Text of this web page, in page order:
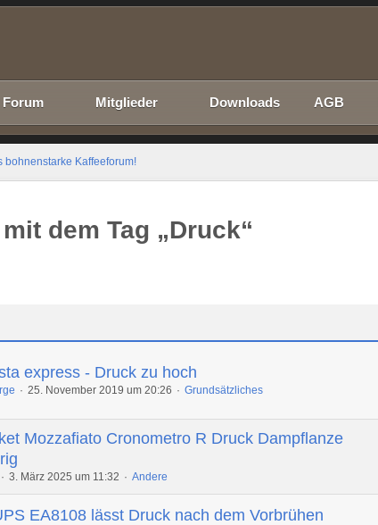
Forum Mitglieder Downloads AGB
bohnenstarke Kaffeeforum!
dem Tag „Druck“
express - Druck zu hoch
25. November 2019 um 20:26 Grundsätzliches
Mozzafiato Cronometro R Druck Dampflanze
3. März 2025 um 11:32 Andere
EA8108 lässt Druck nach dem Vorbrühen